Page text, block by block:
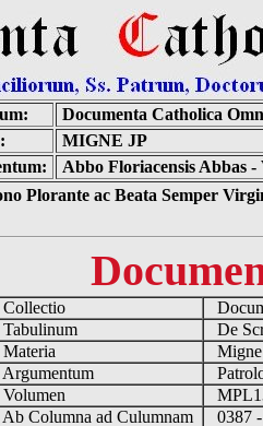
Documenta Catholica
MIGNE JP
Abbo Floriacensis Abbas
Plorante ac Beata Semper
Collectio
Tabulinum
De
Materia
Argumentum
Volumen
Ab Columna ad Culumnam
0387